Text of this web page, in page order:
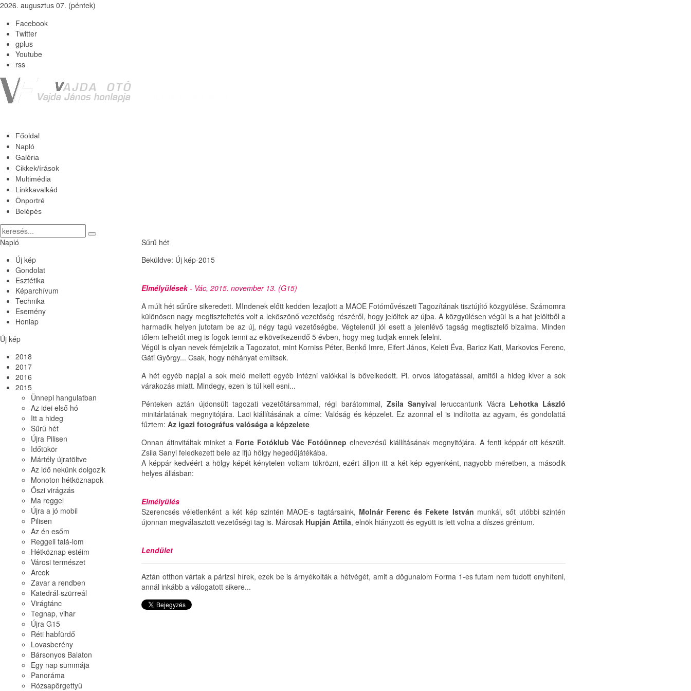
2026. augusztus 07. (péntek)
Facebook
Twitter
gplus
Youtube
rss
Főoldal
Napló
Galéria
Cikkek/írások
Multimédia
Linkkavalkád
Önportré
Belépés
Sűrű hét
Beküldve: Új kép-2015
Elmélyülések- Vác, 2015. november 13. (G15)
A múlt hét sűrűre sikeredett. MIndenek előtt kedden lezajlott a MAOE Fotóművészeti Tagozítának tisztújító közgyülése. Számomra
különösen nagy megtiszteltetés volt a leköszönő vezetőség részéről, hogy jelöltek az újba. A közgyülésen végül is a hat jelöltből a
harmadik helyen jutotam be az új, négy tagú vezetőségbe. Végtelenül jól esett a jelenlévő tagság megtisztelő bizalma. Minden
tőlem telhetőt meg is fogok tenni az elkövetkezendő 5 évben, hogy meg tudjak ennek felelni.
Végül is olyan nevek fémjelzik a Tagozatot, mint Korniss Péter, Benkő Imre, Eifert János, Keleti Éva, Baricz Kati, Markovics Ferenc,
Gáti György... Csak, hogy néhányat említsek.
A hét egyéb napjai a sok meló mellett egyéb intézni valókkal is bővelkedett. Pl. orvos látogatással, amitől a hideg kiver a sok
várakozás miatt. Mindegy, ezen is túl kell esni...
Pénteken aztán újdonsült tagozati vezetőtársammal, régi barátommal, Zsila Sanyival leruccantunk Vácra Lehotka László
minitárlatának megnyitójára. Laci kiállításának a címe: Valóság és képzelet. Ez azonnal el is indította az agyam, és gondolattá
fűztem: Az igazi fotográfus valósága a képzelete
Onnan átinvitáltak minket a Forte Fotóklub Vác Fotóünnep elnevezésű kiállításának megnyitójára. A fenti képpár ott készült.
Zsila Sanyi feledkezett bele az ifjú hölgy hegedűjátékába.
A képpár kedvéért a hölgy képét kénytelen voltam tükrözni, ezért álljon itt a két kép egyenként, nagyobb méretben, a második
helyes állásban:
Elmélyülés
Szerencsés véletlenként a két kép szintén MAOE-s tagtársaink, Molnár Ferenc és Fekete István munkái, sőt utóbbi szintén
újonnan megválasztott vezetőségi tag is. Márcsak Hupján Attila, elnök hiányzott és együtt is lett volna a díszes grénium.
Lendület
Aztán otthon vártak a párizsi hírek, ezek be is árnyékolták a hétvégét, amit a dögunalom Forma 1-es futam nem tudott enyhíteni,
annál inkább a válogatott sikere...
Napló
Új kép
Gondolat
Esztétika
Képarchívum
Technika
Esemény
Honlap
Új kép
2018
2017
2016
2015
Ünnepi hangulatban
Az idei első hó
Itt a hideg
Sűrű hét
Újra Pilisen
Időtükör
Mártély újratöltve
Az idő nekünk dolgozik
Monoton hétköznapok
Őszi virágzás
Ma reggel
Újra a jó mobil
Pilisen
Az én esőm
Reggeli talá-lom
Hétköznap estéim
Városi természet
Arcok
Zavar a rendben
Katedrál-szürreál
Virágtánc
Tegnap, vihar
Újra G15
Réti habfürdő
Lovasberény
Bársonyos Balaton
Egy nap summája
Panoráma
Rózsapörgettyű